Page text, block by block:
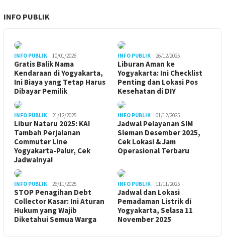
INFO PUBLIK
INFO PUBLIK 10/01/2026
Gratis Balik Nama
Kendaraan di Yogyakarta,
Ini Biaya yang Tetap Harus
Dibayar Pemilik
INFO PUBLIK 26/12/2025
Liburan Aman ke
Yogyakarta: Ini Checklist
Penting dan Lokasi Pos
Kesehatan di DIY
INFO PUBLIK 21/12/2025
Libur Nataru 2025: KAI
Tambah Perjalanan
Commuter Line
Yogyakarta-Palur, Cek
Jadwalnya!
INFO PUBLIK 01/12/2025
Jadwal Pelayanan SIM
Sleman Desember 2025,
Cek Lokasi & Jam
Operasional Terbaru
INFO PUBLIK 26/11/2025
STOP Penagihan Debt
Collector Kasar: Ini Aturan
Hukum yang Wajib
Diketahui Semua Warga
INFO PUBLIK 11/11/2025
Jadwal dan Lokasi
Pemadaman Listrik di
Yogyakarta, Selasa 11
November 2025